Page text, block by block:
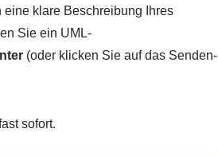
klare Beschreibung Ihres
Sie ein UML-
(oder klicken Sie auf das Senden-
sofort.